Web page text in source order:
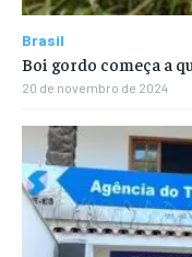
Brasil
Boi gordo começa a
20 de novembro de 2024